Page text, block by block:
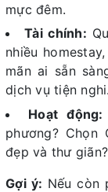
mực đêm.
Tài chính:
nhiều
mãn ai sẵn
dịch vụ tiện nghi.
Hoạt động:
phương? Chọn
đẹp và thư
Gợi ý: Nếu còn